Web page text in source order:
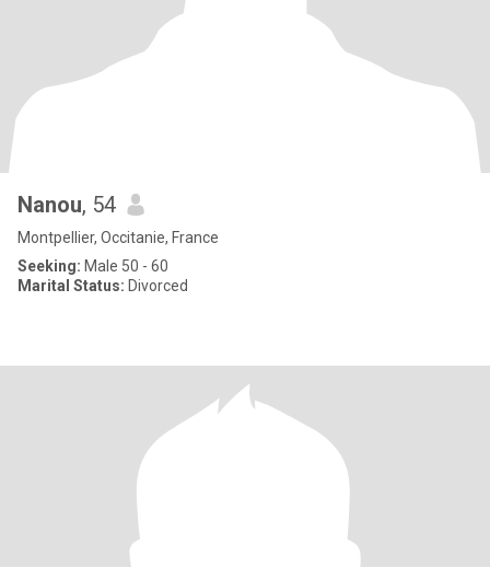
Nanou, 54
Montpellier, Occitanie, France
Seeking: Male 50 - 60
Marital Status: Divorced